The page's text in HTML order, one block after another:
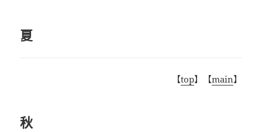
夏
【top】【main】
秋